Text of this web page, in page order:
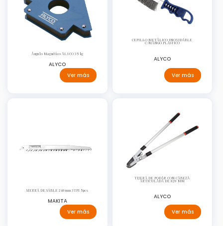
Ángulo Magnético ALYCO 35 kg
ALYCO
Ver más
CEPILLO METÁLICO INOXIDABLE
C/MANGO PLASTICO
ALYCO
Ver más
SIERRA DE SABLE 240mm 3TPI 5pcs
MAKITA
Ver más
TIJERA DE PODAR CON CABEZA
ARTICULADA DE 820 MM
ALYCO
Ver más